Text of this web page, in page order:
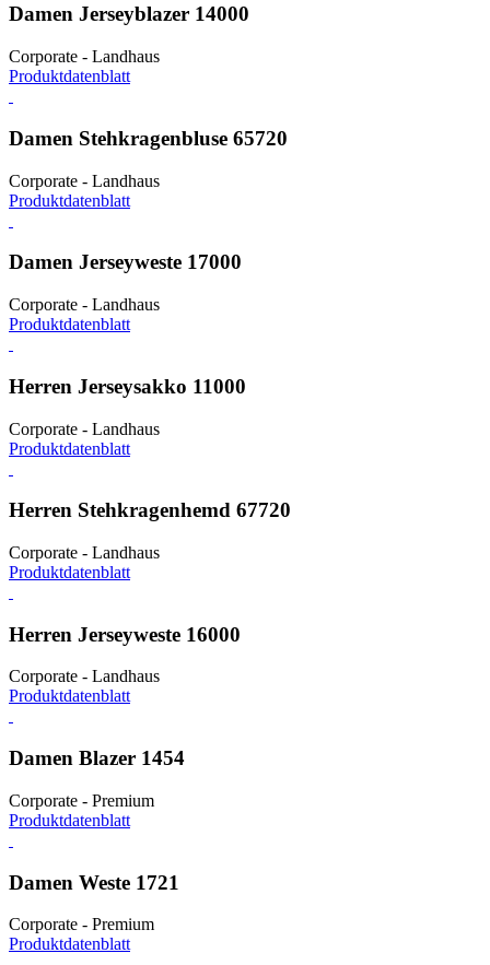
Damen Jerseyblazer 14000
Corporate - Landhaus
Produktdatenblatt
Damen Stehkragenbluse 65720
Corporate - Landhaus
Produktdatenblatt
Damen Jerseyweste 17000
Corporate - Landhaus
Produktdatenblatt
Herren Jerseysakko 11000
Corporate - Landhaus
Produktdatenblatt
Herren Stehkragenhemd 67720
Corporate - Landhaus
Produktdatenblatt
Herren Jerseyweste 16000
Corporate - Landhaus
Produktdatenblatt
Damen Blazer 1454
Corporate - Premium
Produktdatenblatt
Damen Weste 1721
Corporate - Premium
Produktdatenblatt